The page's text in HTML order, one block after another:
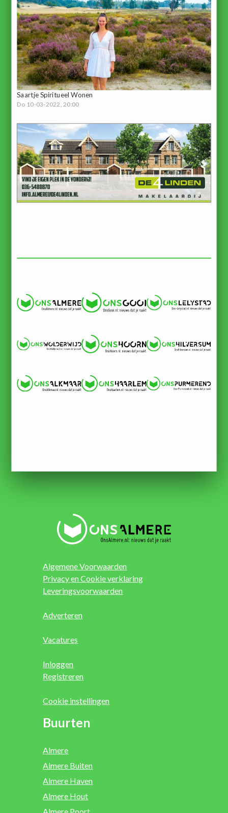
Saartje Spiritueel Wonen
Do 10-03-2022, 20:00
Algemene Voorwaarden
Privacy en Cookie verklaring
Leveringsvoorwaarden
Adverteren
Vacatures
Inloggen
Registreren
Cookie instellingen
Buurten
Almere
Almere Buiten
Almere Haven
Almere Hout
Almere Poort